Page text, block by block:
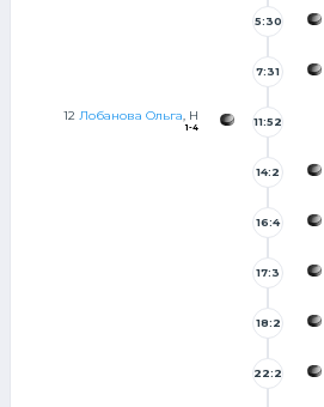
5:30
7:31
12 Лобанова Ольга, Н
1-4 11:52
14:2
16:4
17:3
18:2
22:2